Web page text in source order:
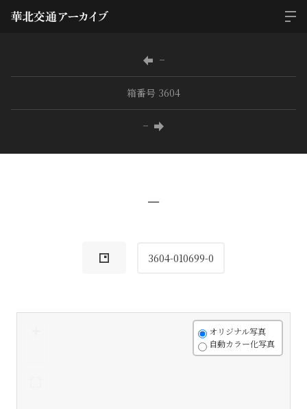
−
箱番号 3604
−
−
3604-010699-0
オリジナル写真
自動カラー化写真